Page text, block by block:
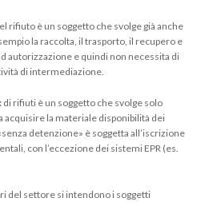
rifiuto è un soggetto che svolge già anche
la raccolta, il trasporto, il recupero e
autorizzazione e quindi non necessita di
di intermediazione.
di rifiuti è un soggetto che svolge solo
acquisire la materiale disponibilità dei
detenzione» è soggetta all’iscrizione
con l’eccezione dei sistemi EPR (es.
del settore si intendono i soggetti